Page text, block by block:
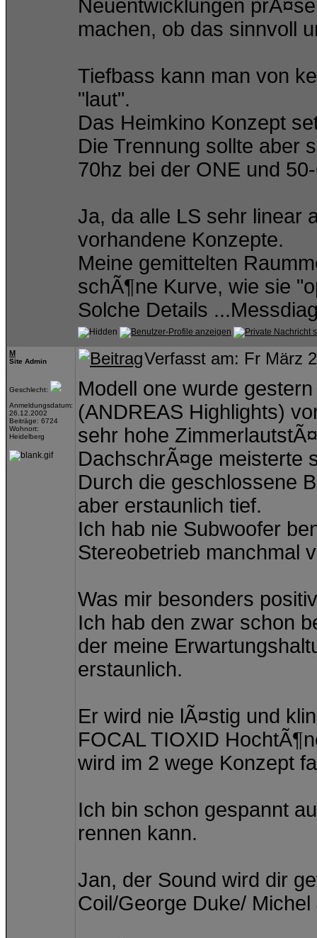
Neuentwicklungen
machen, ob das sinnvoll
Tiefbass kann man von
"laut".
Das Heimkino Konzept
Die Trennung sollte aber
70hz bei der ONE und
Ja, da alle LS sehr linear
vorhandene Konzepte.
Meine gemittelten
schÃ¶ne Kurve, wie sie
Solche Details
M
Site Admin
Geschlecht:
Anmeldungsdatum:
26.12.2002
Beiträge: 6724
Wohnort:
Heidelberg
Verfasst am: Fr März
Modell one wurde
(ANDREAS Highlights)
sehr hohe
DachschrÃ¤ge meisterte
Durch die geschlossene
aber erstaunlich tief.
Ich hab nie Subwoofer
Stereobetrieb manchmal
Was mir besonders
Ich hab den zwar schon
der meine
erstaunlich.
Er wird nie lÃ¤stig und
FOCAL TIOXID
wird im 2 wege Konzept
Ich bin schon gespannt
rennen kann.
Jan, der Sound wird dir
Coil/George Duke/